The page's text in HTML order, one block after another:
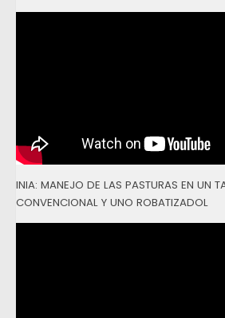
INIA: MANEJO DE LAS PASTURAS EN UN
CONVENCIONAL Y UNO ROBATIZADOL